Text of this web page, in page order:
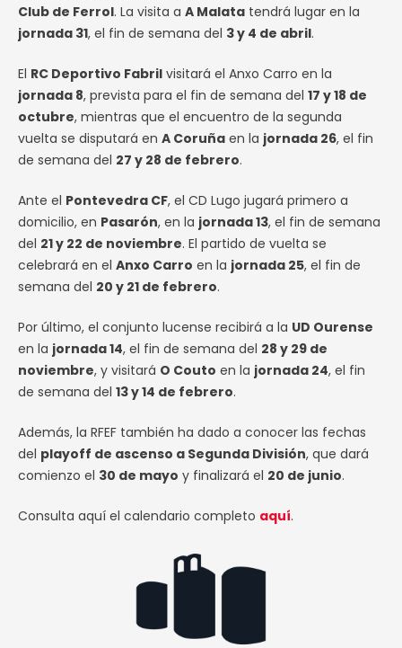
Club de Ferrol. La visita a A Malata tendrá lugar en la
jornada 31, el fin de semana del 3 y 4 de abril.
El RC Deportivo Fabril visitará el Anxo Carro en la
jornada 8, prevista para el fin de semana del 17 y 18 de
octubre, mientras que el encuentro de la segunda
vuelta se disputará en A Coruña en la jornada 26, el fin
de semana del 27 y 28 de febrero.
Ante el Pontevedra CF, el CD Lugo jugará primero a
domicilio, en Pasarón, en la jornada 13, el fin de semana
del 21 y 22 de noviembre. El partido de vuelta se
celebrará en el Anxo Carro en la jornada 25, el fin de
semana del 20 y 21 de febrero.
Por último, el conjunto lucense recibirá a la UD Ourense
en la jornada 14, el fin de semana del 28 y 29 de
noviembre, y visitará O Couto en la jornada 24, el fin
de semana del 13 y 14 de febrero.
Además, la RFEF también ha dado a conocer las fechas
del playoff de ascenso a Segunda División, que dará
comienzo el 30 de mayo y finalizará el 20 de junio.
Consulta aquí el calendario completo aquí.